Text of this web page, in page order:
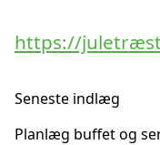
https://
Seneste indlæg
Planlæg buffet og